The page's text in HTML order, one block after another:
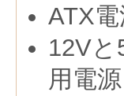
ATX
12V
用電